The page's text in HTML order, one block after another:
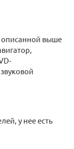
описанной выше
у нее есть